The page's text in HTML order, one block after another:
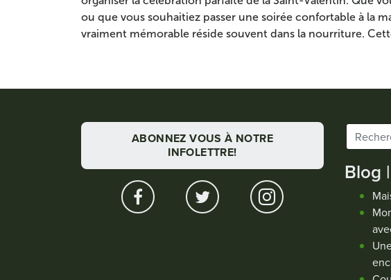
ou que vous souhaitiez passer une soirée confortable à la
vraiment mémorable réside souvent dans la nourriture.
ABONNEZ VOUS À NOTRE
INFOLETTRE!
Blog